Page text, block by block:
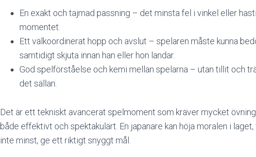
En exakt och tajmad passning – det minsta fel i vinkel eller
momentet.
Ett välkoordinerat hopp och avslut – spelaren måste kunna
samtidigt skjuta innan han eller hon landar.
God spelförståelse och kemi mellan spelarna – utan tillit och
det sällan.
Det är ett tekniskt avancerat spelmoment som kräver mycket
både effektivt och spektakulärt. En japanare kan höja moralen i
inte minst, ge ett riktigt snyggt mål.